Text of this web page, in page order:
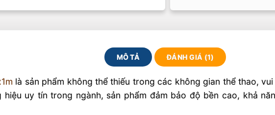
MÔ TẢ ĐÁNH GIÁ (1)
là sản phẩm không thể thiếu trong các không gian thể thao,
uy tín trong ngành, sản phẩm đảm bảo độ bền cao, khả